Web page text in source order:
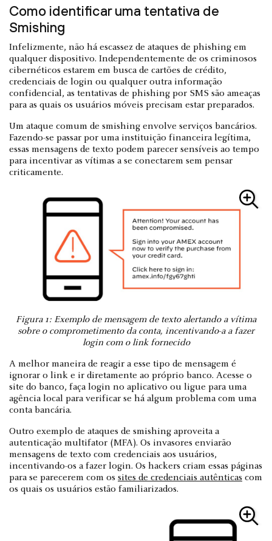
Como identificar uma tentativa de
Smishing
Infelizmente, não há escassez de ataques de phishing em
qualquer dispositivo. Independentemente de os criminosos
cibernéticos estarem em busca de cartões de crédito,
credenciais de login ou qualquer outra informação
confidencial, as tentativas de phishing por SMS são ameaças
para as quais os usuários móveis precisam estar preparados.
Um ataque comum de smishing envolve serviços bancários.
Fazendo-se passar por uma instituição financeira legítima,
essas mensagens de texto podem parecer sensíveis ao tempo
para incentivar as vítimas a se conectarem sem pensar
criticamente.
Figura 1: Exemplo de mensagem de texto alertando a vítima
sobre o comprometimento da conta, incentivando-a a fazer
login com o link fornecido
A melhor maneira de reagir a esse tipo de mensagem é
ignorar o link e ir diretamente ao próprio banco. Acesse o
site do banco, faça login no aplicativo ou ligue para uma
agência local para verificar se há algum problema com uma
conta bancária.
Outro exemplo de ataques de smishing aproveita a
autenticação multifator (MFA). Os invasores enviarão
mensagens de texto com credenciais aos usuários,
incentivando-os a fazer login. Os hackers criam essas páginas
para se parecerem com os sites de credenciais autênticas com
os quais os usuários estão familiarizados.